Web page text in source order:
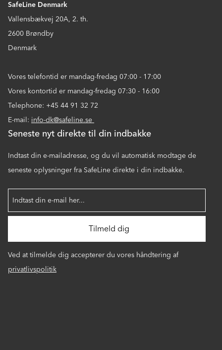
SafeLine Denmark
Vallensbækvej 20A, 2. th.
2600 Brøndby
Denmark
Vores telefontid er mandag-fredag 07:00 - 17:00
Vores kontortid er mandag-fredag 07:30 - 16:00
Telephone: +45 44 91 32 72
E-mail: info-dk@safeline.se
Seneste nyt direkte til din indbakke
Indtast din e-mailadresse, og du vil automatisk modtage de
seneste oplysninger fra SafeLine direkte i din indbakke.
Ved at tilmelde dig accepterer du vores håndtering af
privatlivspolitik